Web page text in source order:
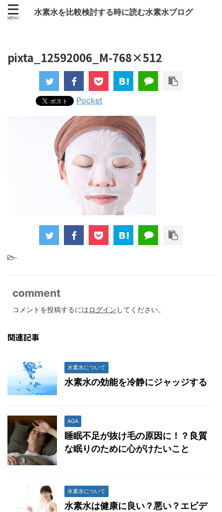
水素水を比較検討する時に読む水素水ブログ
pixta_12592006_M-768×512
Pocket
-
comment
コメントを投稿するにはログイン してください。
関連記事
水素水について
水素水の効能を冷静にジャッジする
AGA
睡眠不足が抜け毛の原因に！？良質
な眠りのために心がけたいこと
水素水について
水素水は健康に良い？悪い？エビデ